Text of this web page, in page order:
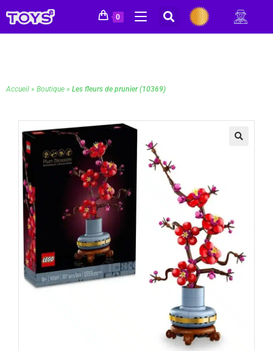
0
Accueil » Boutique » Les fleurs de prunier (10369)